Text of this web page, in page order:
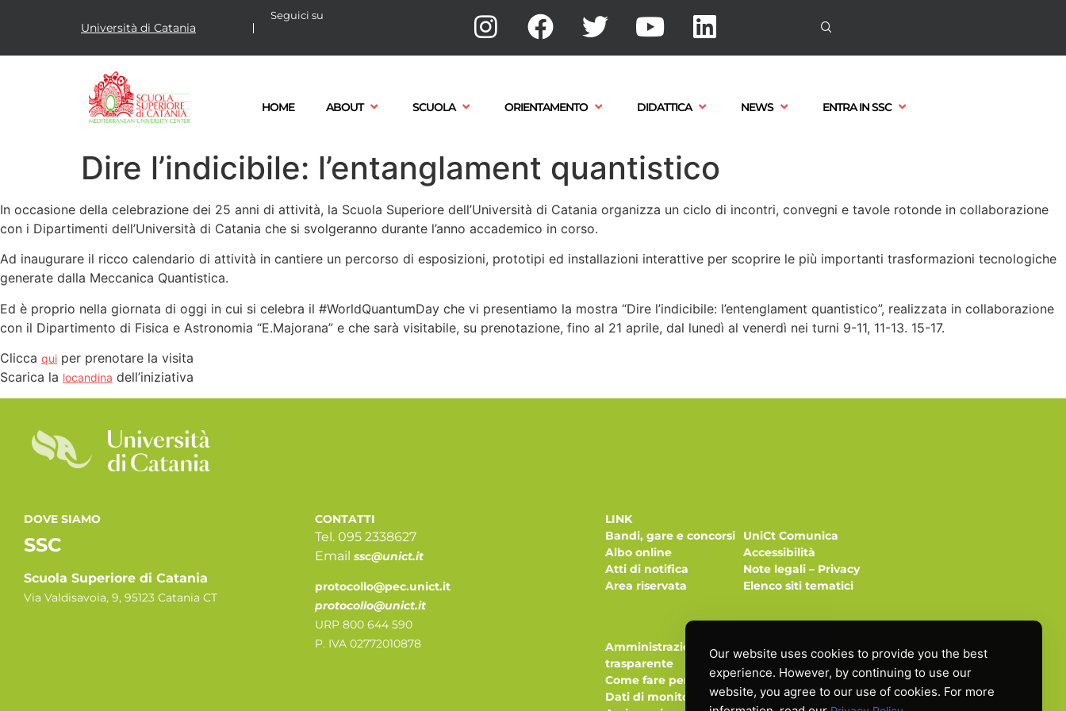
Università di Catania
Seguici su
HOME ABOUT SCUOLA ORIENTAMENTO DIDATTICA NEWS ENTRA IN SSC
Dire l’indicibile: l’entanglament quantistico
In occasione della celebrazione dei 25 anni di attività, la Scuola Superiore dell’Università di Catania organizza un ciclo di incontri, convegni e tavole rotonde in collaborazione
con i Dipartimenti dell’Università di Catania che si svolgeranno durante l’anno accademico in corso.
Ad inaugurare il ricco calendario di attività in cantiere un percorso di esposizioni, prototipi ed installazioni interattive per scoprire le più importanti trasformazioni tecnologiche
generate dalla Meccanica Quantistica.
Ed è proprio nella giornata di oggi in cui si celebra il #WorldQuantumDay che vi presentiamo la mostra “Dire l’indicibile: l’entenglament quantistico”, realizzata in collaborazione
con il Dipartimento di Fisica e Astronomia “E.Majorana” e che sarà visitabile, su prenotazione, fino al 21 aprile, dal lunedì al venerdì nei turni 9-11, 11-13. 15-17.
Clicca qui per prenotare la visita
Scarica la locandina dell’iniziativa
DOVE SIAMO
SSC
Scuola Superiore di Catania
Via Valdisavoia, 9, 95123 Catania CT
CONTATTI
Tel. 095 2338627
Email ssc@unict.it
protocollo@pec.unict.it
protocollo@unict.it
URP 800 644 590
P. IVA 02772010878
LINK
Bandi, gare e concorsi
Albo online
Atti di notifica
Area riservata
UniCt Comunica
Accessibilità
Note legali– Privacy
Elenco siti tematici
Amministrazione
trasparente
Come fare per
Dati di monitoraggio
Our website uses cookies to provide you the best
experience. However, by continuing to use our
website, you agree to our use of cookies. For more